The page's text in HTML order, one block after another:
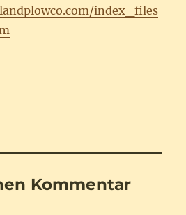
index_files
Kommentar